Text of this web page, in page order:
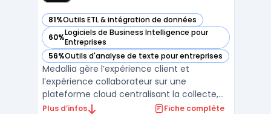
81%Outils ETL & intégration de données
— voir Medallia dans cette catégorie
60%Logiciels de Business Intelligence pour
Entreprises
— voir Medallia dans cette catégorie
56%Outils d'analyse de texte pour entreprises
— voir Medallia dans cette catégorie
Medallia gère l’expérience client et
l’expérience collaborateur sur une
plateforme cloud centralisant la collecte,
l'analyse et l'action sur différents types de
Plus d’infos Fiche complète